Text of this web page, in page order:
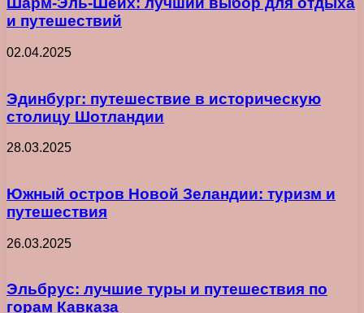
и путешествий
02.04.2025
Эдинбург: путешествие в историческую
столицу Шотландии
28.03.2025
Южный остров Новой Зеландии: туризм и
путешествия
26.03.2025
Эльбрус: лучшие туры и путешествия по
горам Кавказа